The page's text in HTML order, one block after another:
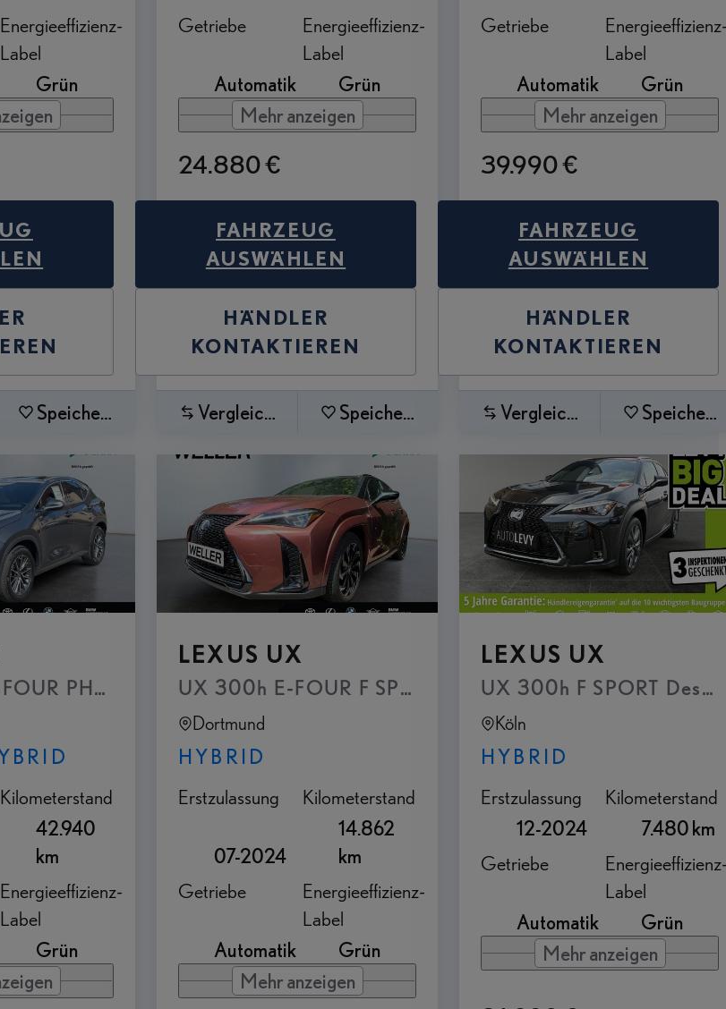
Energieeffizienz-
Label
Grün
Speichern
Getriebe
Automatik
Energieeffizienz-
Label
Grün
Mehr anzeigen
24.880 €
FAHRZEUG
AUSWÄHLEN
HÄNDLER
KONTAKTIEREN
Vergleichen Speichern
Getriebe
Automatik
Label
Grün
Mehr anzeigen
39.990 €
FAHRZEUG
AUSWÄHLEN
HÄNDLER
KONTAKTIEREN
Vergleichen Speichern
elektrisch betätigt Totwinkel-Assistent mit Rückraum-Assistent
PHEV - Executive Paket Interieur Paket Plug-In
Kilometerstand
42.940
km
Energieeffizienz-
Label
Grün
LEXUS UX
UX 300h E-FOUR F
Dortmund
HYBRID
Erstzulassung
07-2024
Kilometerstand
14.862
km
Getriebe
Automatik
Energieeffizienz-
Label
Grün
Mehr anzeigen
LEXUS UX
UX 300h F SPORT
Köln
HYBRID
Erstzulassung
12-2024
Kilometerstand
7.480 km
Getriebe
Automatik
Label
Grün
Mehr anzeigen